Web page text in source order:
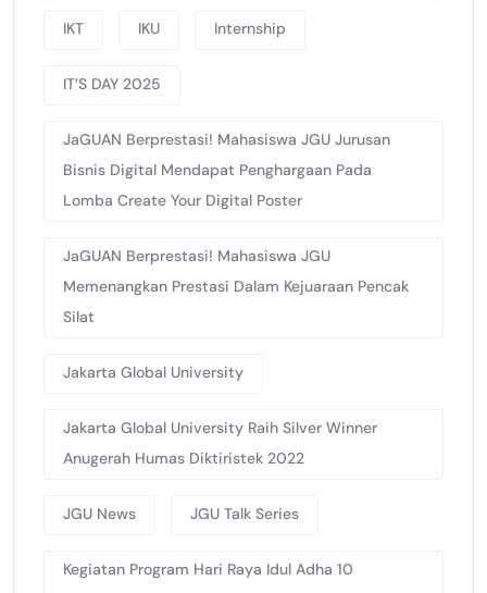
IKT IKU Internship
IT’S DAY 2025
JaGUAN Berprestasi! Mahasiswa JGU Jurusan
Bisnis Digital Mendapat Penghargaan Pada
Lomba Create Your Digital Poster
JaGUAN Berprestasi! Mahasiswa JGU
Memenangkan Prestasi Dalam Kejuaraan Pencak
Silat
Jakarta Global University
Jakarta Global University Raih Silver Winner
Anugerah Humas Diktiristek 2022
JGU News JGU Talk Series
Kegiatan Program Hari Raya Idul Adha 10